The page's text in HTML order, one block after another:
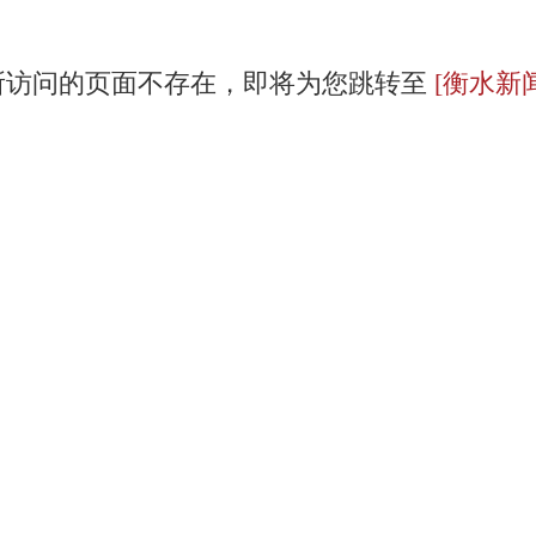
问的页面不存在，即将为您跳转至 [衡水新